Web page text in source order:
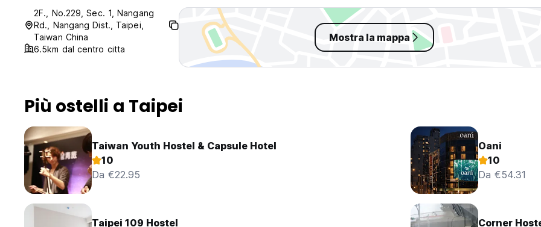
2F., No.229, Sec. 1, Nangang
Rd., Nangang Dist., Taipei,
Taiwan China
6.5km dal centro citta
Mostra la mappa
Più ostelli a Taipei
Taiwan Youth Hostel & Capsule Hotel
10
Da €22.95
Oani
10
Da €54.31
Taipei 109 Hostel
Corner